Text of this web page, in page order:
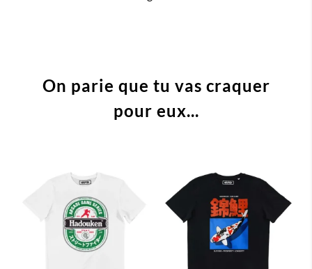
On parie que tu vas craquer
pour eux...